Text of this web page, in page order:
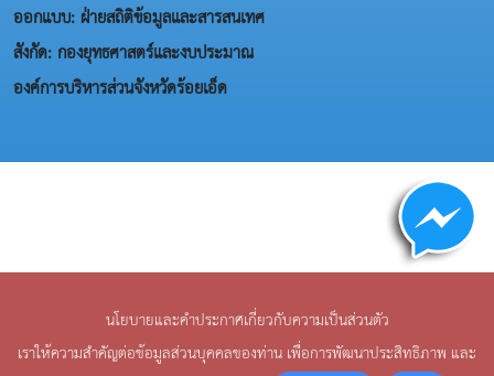
ออกแบบ: ฝ่ายสถิติข้อมูลและสารสนเทศ
สังกัด: กองยุทธศาสตร์และงบประมาณ
องค์การบริหารส่วนจังหวัดร้อยเอ็ด
นโยบายและคำประกาศเกี่ยวกับความเป็นส่วนตัว
เราให้ความสำคัญต่อข้อมูลส่วนบุคคลของท่าน เพื่อการพัฒนาประสิทธิภาพ และ